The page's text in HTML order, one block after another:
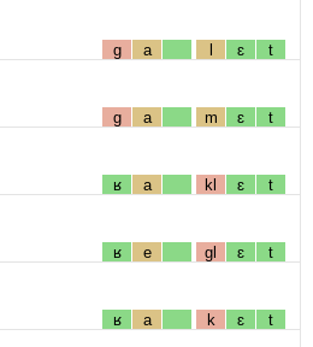
g a l ɛ t
g a m ɛ t
ʁ a kl ɛ t
ʁ e gl ɛ t
ʁ a k ɛ t